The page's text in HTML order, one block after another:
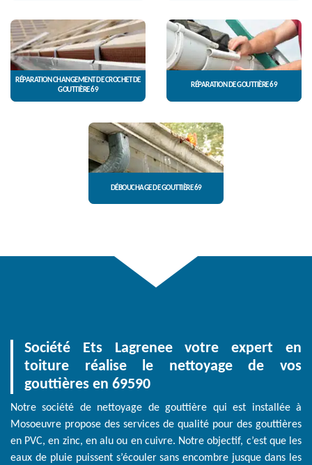
RÉPARATION CHANGEMENT DE CROCHET DE
GOUTTIÈRE 69
RÉPARATION DE GOUTTIÈRE 69
DÉBOUCHAGE DE GOUTTIÈRE 69
Société Ets Lagrenee votre expert en
toiture réalise le nettoyage de vos
gouttières en 69590
Notre société de nettoyage de gouttière qui est installée à
Mosoeuvre propose des services de qualité pour des gouttières
en PVC, en zinc, en alu ou en cuivre. Notre objectif, c’est que les
eaux de pluie puissent s’écouler sans encombre jusque dans les